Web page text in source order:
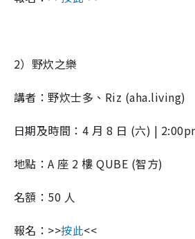
2）野炊之樂
講者：野炊士多、Riz (aha.living)
日期及時間：4 月 8 日 (六) |
地點：A 座 2 樓 QUBE (智方)
名額：50 人
報名：>>按此<<